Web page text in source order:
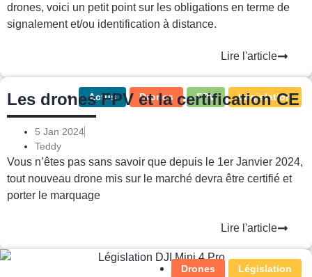
drones, voici un petit point sur les obligations en terme de
signalement et/ou identification à distance.
Lire l'article
Actus Drones FPV Législation
Les drones FPV et la certification CE
5 Jan 2024
Teddy
Vous n’êtes pas sans savoir que depuis le 1er Janvier 2024,
tout nouveau drone mis sur le marché devra être certifié et
porter le marquage
Lire l'article
Drones Législation